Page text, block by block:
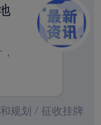
规划 / 征收挂牌